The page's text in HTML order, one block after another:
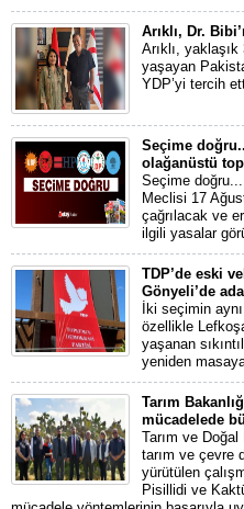
Arıklı, Dr.
Arıklı,
yaşayan
YDP’yi tercih
Seçime
olağanüstü
Seçime
Meclisi 17
çağrılacak ve
ilgili yasalar
TDP’de eski
Gönyeli’de
İki seçimin
özellikle
yaşanan
yeniden
Tarım
mücadelede
Tarım ve
tarım ve çevre
yürütülen
Pisillidi ve